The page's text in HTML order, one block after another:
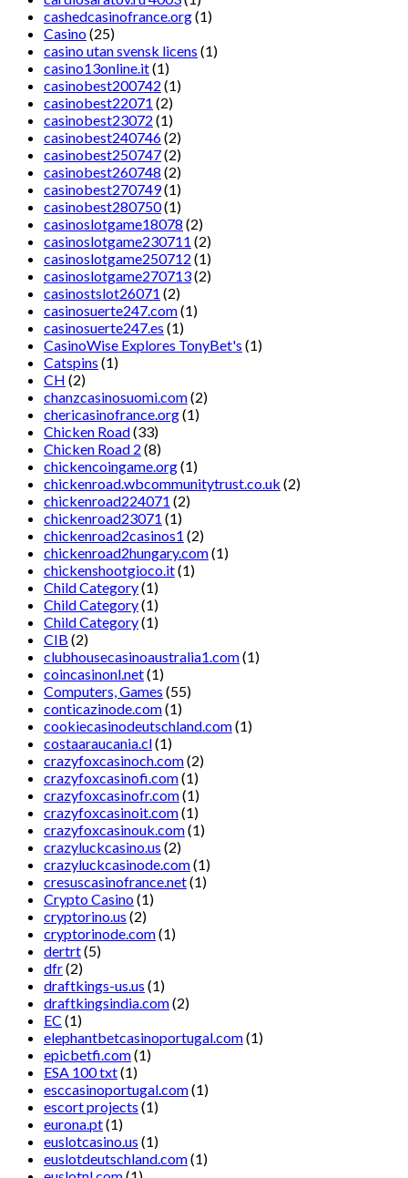
cashedcasinofrance.org(1)
Casino(25)
casino utan svensk licens (1)
casino13online.it(1)
casinobest200742 (1)
casinobest22071 (2)
casinobest23072 (1)
casinobest240746(2)
casinobest250747(2)
casinobest260748 (2)
casinobest270749(1)
casinobest280750(1)
casinoslotgame18078 (2)
casinoslotgame230711 (2)
casinoslotgame250712 (1)
casinoslotgame270713(2)
casinostslot26071 (2)
casinosuerte247.com(1)
casinosuerte247.es (1)
CasinoWise Explores TonyBet's (1)
Catspins (1)
CH (2)
chanzcasinosuomi.com(2)
chericasinofrance.org(1)
Chicken Road(33)
Chicken Road 2 (8)
chickencoingame.org(1)
chickenroad.wbcommunitytrust.co.uk (2)
chickenroad224071 (2)
chickenroad23071 (1)
chickenroad2casinos1 (2)
chickenroad2hungary.com(1)
chickenshootgioco.it(1)
Child Category(1)
Child Category(1)
Child Category(1)
CIB (2)
clubhousecasinoaustralia1.com(1)
coincasinonl.net(1)
Computers, Games (55)
conticazinode.com(1)
cookiecasinodeutschland.com(1)
costaaraucania.cl(1)
crazyfoxcasinoch.com(2)
crazyfoxcasinofi.com(1)
crazyfoxcasinofr.com(1)
crazyfoxcasinoit.com(1)
crazyfoxcasinouk.com(1)
crazyluckcasino.us (2)
crazyluckcasinode.com(1)
cresuscasinofrance.net(1)
Crypto Casino(1)
cryptorino.us (2)
cryptorinode.com(1)
dertrt(5)
dfr(2)
draftkings-us.us (1)
draftkingsindia.com(2)
EC (1)
elephantbetcasinoportugal.com(1)
epicbetfi.com(1)
ESA 100 txt(1)
esccasinoportugal.com(1)
escort projects (1)
eurona.pt(1)
euslotcasino.us (1)
euslotdeutschland.com(1)